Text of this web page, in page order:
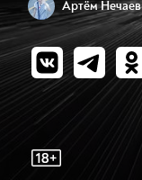
Артём Нечаев